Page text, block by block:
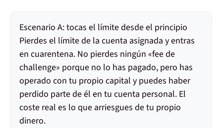
Escenario A: tocas el límite desde el principio
Pierdes el límite de la cuenta asignada y entras
en cuarentena. No pierdes ningún «fee de
challenge» porque no lo has pagado, pero has
operado con tu propio capital y puedes haber
perdido parte de él en tu cuenta personal. El
coste real es lo que arriesgues de tu propio
dinero.